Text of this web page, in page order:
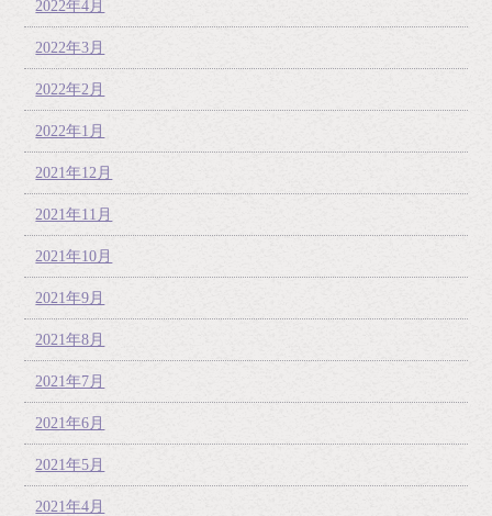
2022年4月
2022年3月
2022年2月
2022年1月
2021年12月
2021年11月
2021年10月
2021年9月
2021年8月
2021年7月
2021年6月
2021年5月
2021年4月